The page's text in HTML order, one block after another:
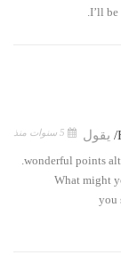
I’ll
يقول
wonderful points
What might
you